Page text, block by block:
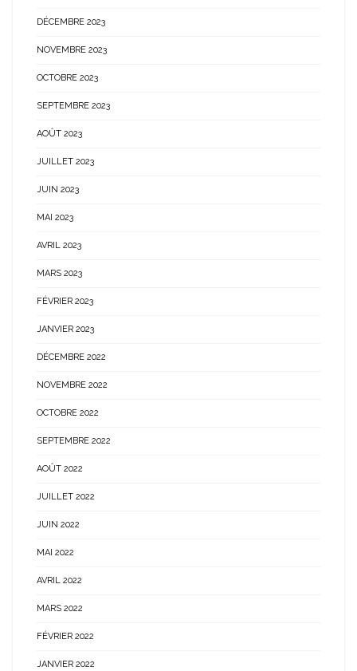
DÉCEMBRE 2023
NOVEMBRE 2023
OCTOBRE 2023
SEPTEMBRE 2023
AOÛT 2023
JUILLET 2023
JUIN 2023
MAI 2023
AVRIL 2023
MARS 2023
FÉVRIER 2023
JANVIER 2023
DÉCEMBRE 2022
NOVEMBRE 2022
OCTOBRE 2022
SEPTEMBRE 2022
AOÛT 2022
JUILLET 2022
JUIN 2022
MAI 2022
AVRIL 2022
MARS 2022
FÉVRIER 2022
JANVIER 2022